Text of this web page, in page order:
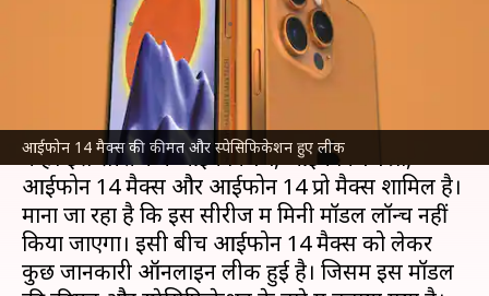
आईफोन 14 मैक्स की कीमत और स्पेसिफिकेशन हुए लीक
रोहित राजपूत May 10, 2022 12:23 pm
पिछले कुछ हफ्तों सेऐपलकीआईफोन 14 सीरीजचर्चा
में है। इस सीरीज में आईफोन 14, आईफोन 14 प्रो,
आईफोन 14 मैक्स और आईफोन 14 प्रो मैक्स शामिल है।
माना जा रहा है कि इस सीरीज में मिनी मॉडल लॉन्च नहीं
किया जाएगा। इसी बीच आईफोन 14 मैक्स को लेकर
कुछ जानकारी ऑनलाइन लीक हुई है। जिसमें इस मॉडल